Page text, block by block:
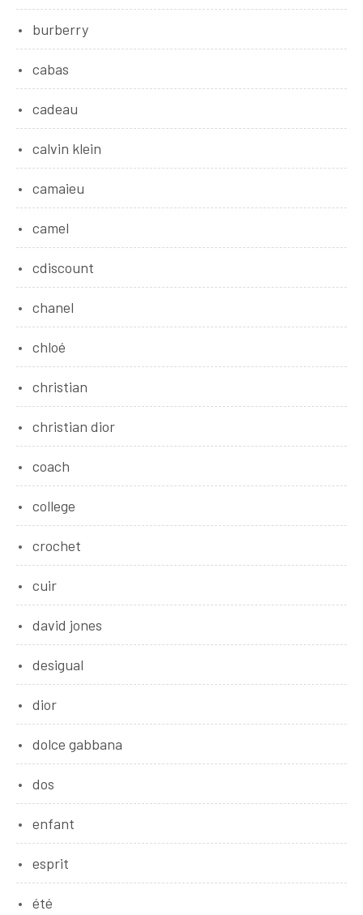
burberry
cabas
cadeau
calvin klein
camaieu
camel
cdiscount
chanel
chloé
christian
christian dior
coach
college
crochet
cuir
david jones
desigual
dior
dolce gabbana
dos
enfant
esprit
été